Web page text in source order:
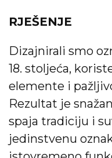
RJEŠENJE
Dizajnirali smo
18. stoljeća,
elemente i
Rezultat je
spaja tradiciju i
jedinstvenu